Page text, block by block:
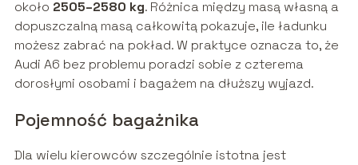
około 2505–2580 kg. Różnica między masą własną a
dopuszczalną masą całkowitą pokazuje, ile ładunku
możesz zabrać na pokład. W praktyce oznacza to, że
Audi A6 bez problemu poradzi sobie z czterema
dorosłymi osobami i bagażem na dłuższy wyjazd.
Pojemność bagażnika
Dla wielu kierowców szczególnie istotna jest